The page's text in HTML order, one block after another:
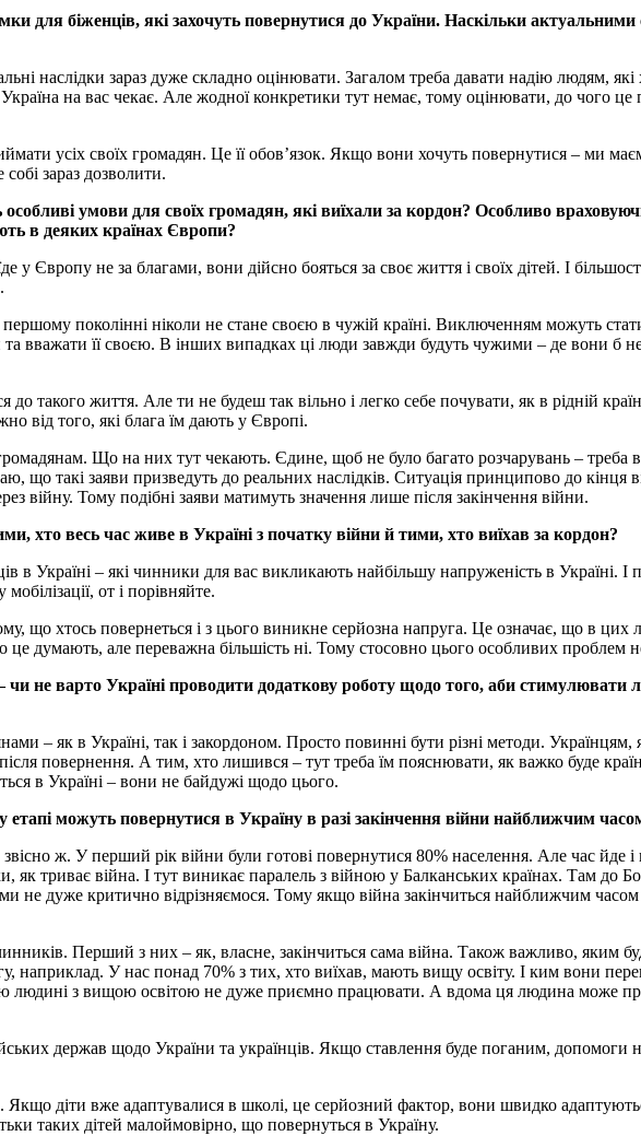
для біженців, які захочуть повернутися до України. Наскільки актуальними
наслідки зараз дуже складно оцінювати. Загалом треба давати надію людям,
на вас чекає. Але жодної конкретики тут немає, тому оцінювати, до чого це
усіх своїх громадян. Це її обовʼязок. Якщо вони хочуть повернутися – ми
зараз дозволити.
умови для своїх громадян, які виїхали за кордон? Особливо
в деяких країнах Європи?
у Європу не за благами, вони дійсно бояться за своє життя і своїх дітей. І
поколінні ніколи не стане своєю в чужій країні. Виключенням можуть
вважати її своєю. В інших випадках ці люди завжди будуть чужими – де вони б не
такого життя. Але ти не будеш так вільно і легко себе почувати, як в рідній
від того, які блага їм дають у Європі.
Що на них тут чекають. Єдине, щоб не було багато розчарувань – треба
що такі заяви призведуть до реальних наслідків. Ситуація принципово до кінця
війну. Тому подібні заяви матимуть значення лише після закінчення війни.
хто весь час живе в Україні з початку війни й тими, хто виїхав за кордон?
в Україні – які чинники для вас викликають найбільшу напруженість в Україні. І
от і порівняйте.
що хтось повернеться і з цього виникне серйозна напруга. Це означає, що в цих
думають, але переважна більшість ні. Тому стосовно цього особливих проблем
не варто Україні проводити додаткову роботу щодо того, аби стимулювати
– як в Україні, так і закордоном. Просто повинні бути різні методи. Українцям,
повернення. А тим, хто лишився – тут треба їм пояснювати, як важко буде
в Україні – вони не байдужі щодо цього.
етапі можуть повернутися в Україну в разі закінчення війни найближчим
ж. У перший рік війни були готові повернутися 80% населення. Але час йде і
триває війна. І тут виникає паралель з війною у Балканських країнах. Там до
не дуже критично відрізняємося. Тому якщо війна закінчиться найближчим часом
Перший з них – як, власне, закінчиться сама війна. Також важливо, яким
наприклад. У нас понад 70% з тих, хто виїхав, мають вищу освіту. І ким вони
людині з вищою освітою не дуже приємно працювати. А вдома ця людина може
держав щодо України та українців. Якщо ставлення буде поганим, допомоги
Якщо діти вже адаптувалися в школі, це серйозний фактор, вони швидко
таких дітей малоймовірно, що повернуться в Україну.